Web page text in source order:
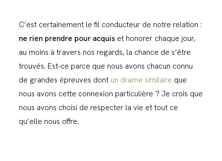
C’est certainement le fil conducteur de notre relation :
ne rien prendre pour acquis et honorer chaque jour,
au moins à travers nos regards, la chance de s’être
trouvés. Est-ce parce que nous avons chacun connu
de grandes épreuves dont un drame similaire que
nous avons cette connexion particulière ? Je crois que
nous avons choisi de respecter la vie et tout ce
qu’elle nous offre.